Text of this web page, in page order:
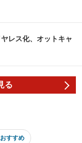
レス化、オットキャ
る
すすめ